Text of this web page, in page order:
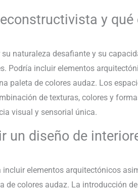
y qué
naturaleza desafiante y su
Podría incluir elementos
paleta de colores audaz. Los
de texturas, colores y
visual y sensorial única.
un diseño de
elementos arquitectónicos
de colores audaz. La introducción